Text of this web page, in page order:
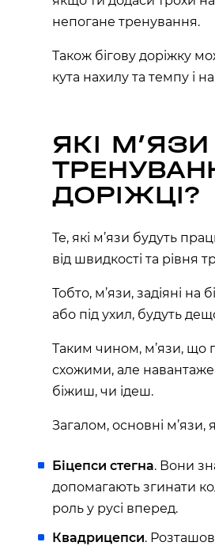
«МАГЕЛАН»)
13Б, Київ, Україна
«СІЛЬПО», ТЕРЕМКИ)
Україна
DOMA CENTER, МЕТРО
Україна, 02000
Київ, Україна, 02000
«СІМ’Я», КОТОВСЬКОГО)
Одеська область, Україна
«ОСТРІВ»)
VICTORIA GARDENS)
непогане тренування.
Також бігову доріжку
кута нахилу та темпу і
ЯКІ
ДОРІЖЦІ?
Те, які м’язи будуть
від швидкості та рівня
Тобто, м’язи, задіяні на
або під ухил, будуть
Таким чином, м’язи, що
схожими, але
біжиш, чи ідеш.
Загалом, основні м’язи,
Біцепси стегна. ​​Вони
допомагають згинати
роль у русі вперед.
Квадрицепси.